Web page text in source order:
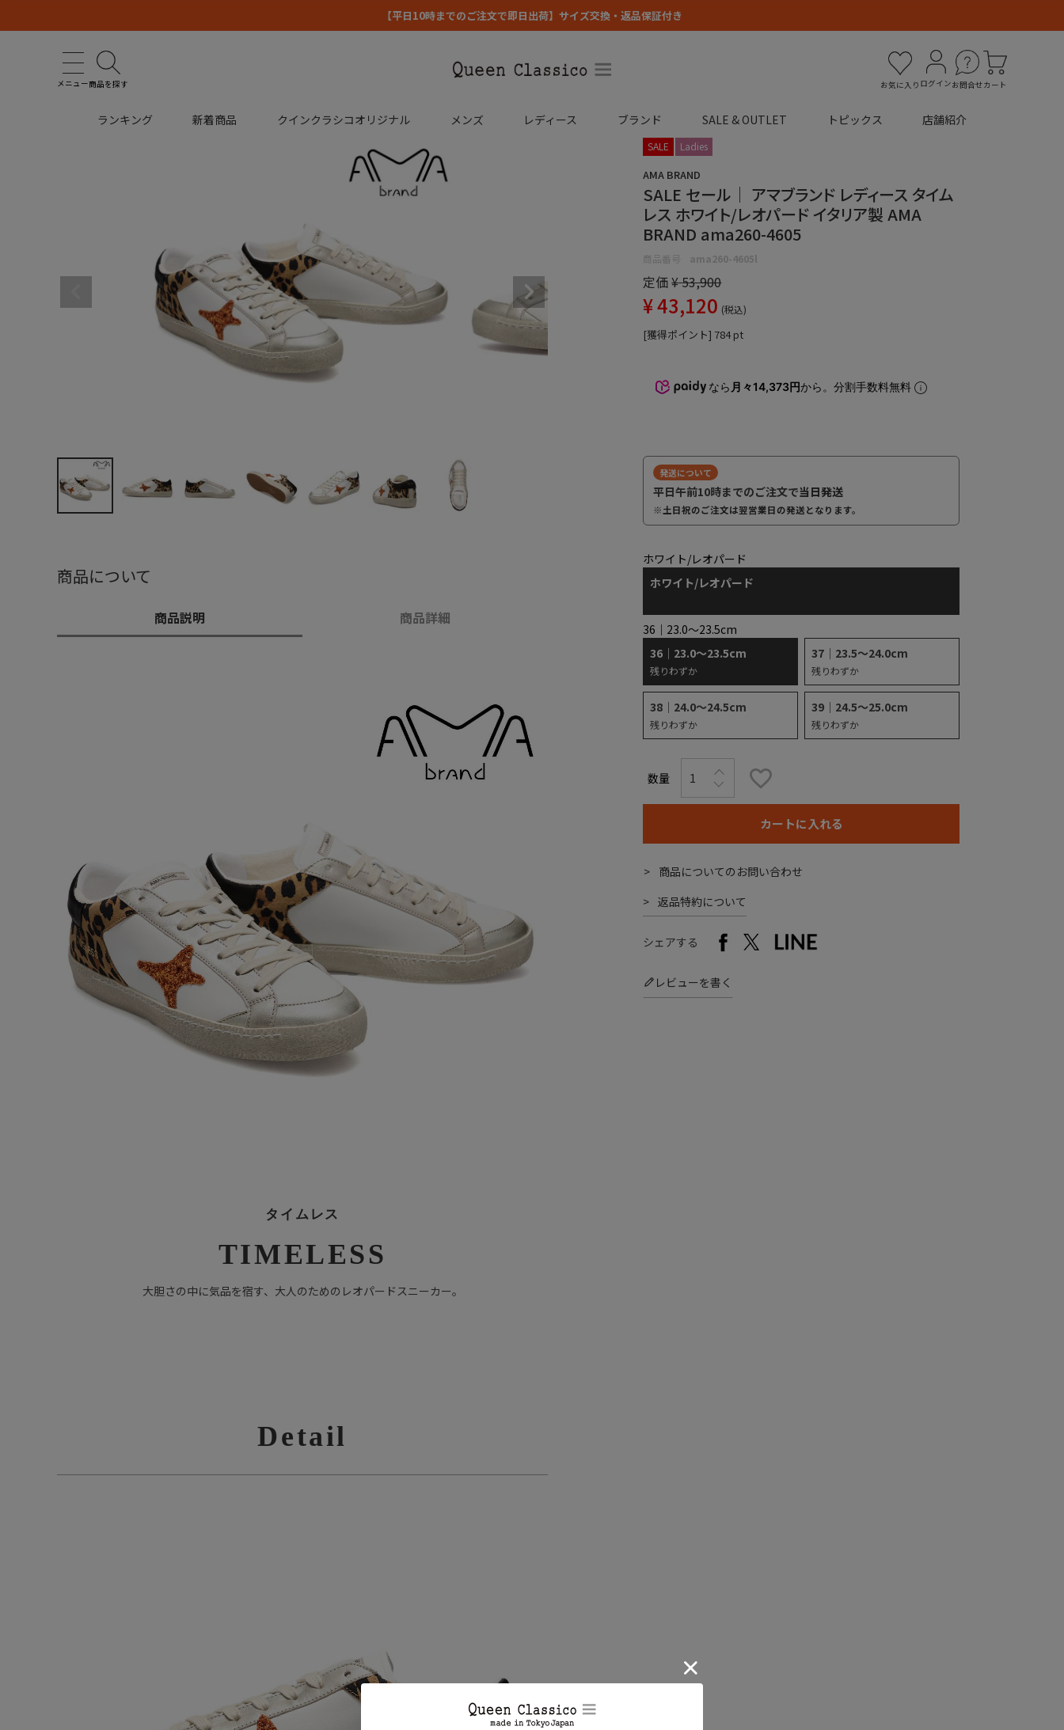
【平日10時までのご注文で即日出荷】サイズ交換・返品保証付き
メニュー商品を探す お気に入り ログインお問合せカート
ランキング 新着商品 クインクラシコオリジナル メンズ レディース ブランド SALE & OUTLET トピックス 店舗紹介
SALE Ladies
AMA BRAND
SALE セール｜ アマブランド レディース タイム
レス ホワイト/レオパード イタリア製 AMA
BRAND ama260-4605
商品番号 ama260-4605l
定価¥53,900
¥43,120 税込
[獲得ポイント] 784pt
なら 月々14,373円から。分割手数料無料
発送について
平日午前10時までのご注文で当日発送
※土日祝のご注文は翌営業日の発送となります。
36｜23.0～23.5cm
36｜23.0～23.5cm
残りわずか
37｜23.5～24.0cm
残りわずか
38｜24.0～24.5cm
残りわずか
39｜24.5～25.0cm
残りわずか
ホワイト/レオパード
ホワイト/レオパード
カートに入れる
商品についてのお問い合わせ
返品特約について
シェアする
レビューを書く
商品について
商品説明 商品詳細
タイムレス
TIMELESS
大胆さの中に気品を宿す、大人のためのレオパードスニーカー。
Detail